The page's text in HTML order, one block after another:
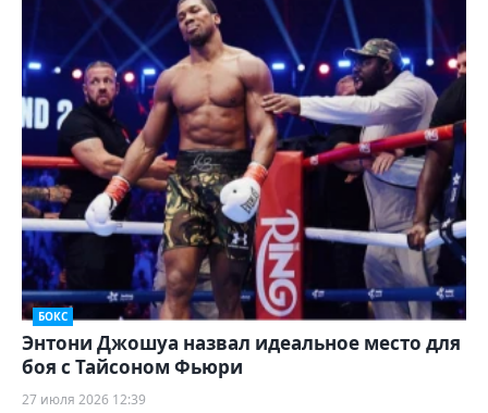
БОКС
Энтони Джошуа назвал идеальное место для
боя с Тайсоном Фьюри
27 июля 2026 12:39